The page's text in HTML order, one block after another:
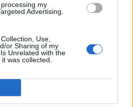
my
Advertising.
Use,
or Sharing of my
Unrelated with the
was collected.